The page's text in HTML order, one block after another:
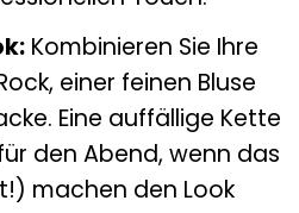
Kombinieren Sie Ihre
einer feinen Bluse
Eine auffällige Kette
den Abend, wenn das
machen den Look